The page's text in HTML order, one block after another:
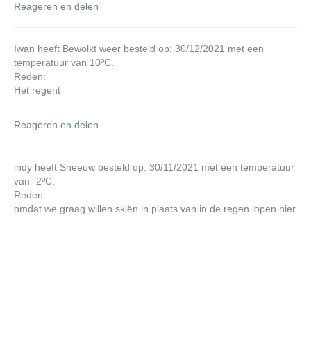
Reageren en delen
Iwan heeft Bewolkt weer besteld op: 30/12/2021 met een
temperatuur van 10ºC.
Reden:
Het regent
Reageren en delen
indy heeft Sneeuw besteld op: 30/11/2021 met een temperatuur
van -2ºC.
Reden:
omdat we graag willen skiën in plaats van in de regen lopen hier